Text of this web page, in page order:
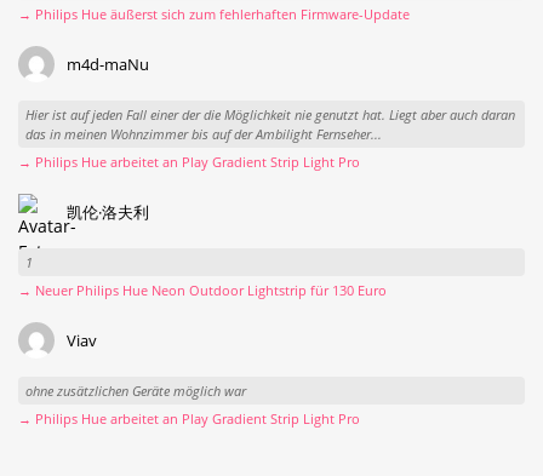
→ Philips Hue äußerst sich zum fehlerhaften Firmware-Update
m4d-maNu
Hier ist auf jeden Fall einer der die Möglichkeit nie genutzt hat. Liegt aber auch daran
das in meinen Wohnzimmer bis auf der Ambilight Fernseher...
→ Philips Hue arbeitet an Play Gradient Strip Light Pro
凯伦·洛夫利
1
→ Neuer Philips Hue Neon Outdoor Lightstrip für 130 Euro
Viav
ohne zusätzlichen Geräte möglich war
→ Philips Hue arbeitet an Play Gradient Strip Light Pro